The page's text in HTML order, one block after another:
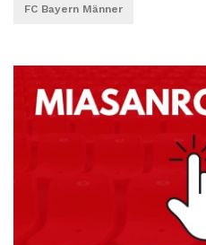
FC Bayern Männer